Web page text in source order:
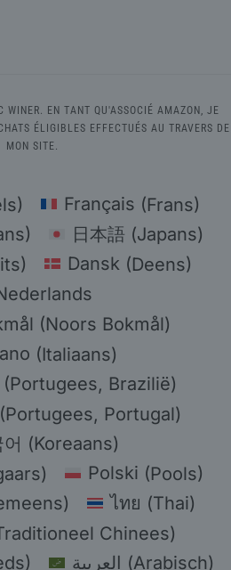
EN TANT QU'ASSOCIÉ AMAZON, JE
ÉLIGIBLES EFFECTUÉS AU TRAVERS DE
MON SITE.
) Français (Frans)
) 日本語 (Japans)
) Dansk (Deens)
(Noors Bokmål)
(Italiaans)
(Portugees, Brazilië)
(Portugees, Portugal)
(Koreaans)
) Polski (Pools)
) ไทย (Thai)
Chinees)
) العربية (Arabisch)